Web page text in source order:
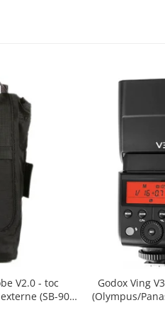
V2.0 - toc
(SB-900,
Godox Ving
(Olympus/